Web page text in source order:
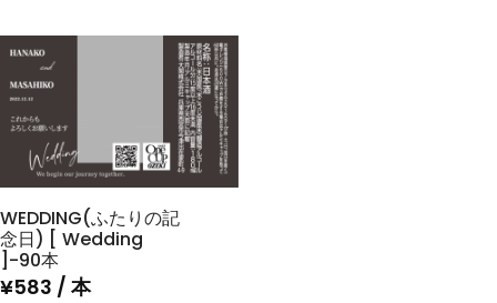
WEDDING(ふたりの記
念日) [ Wedding
]-90本
¥583 / 本